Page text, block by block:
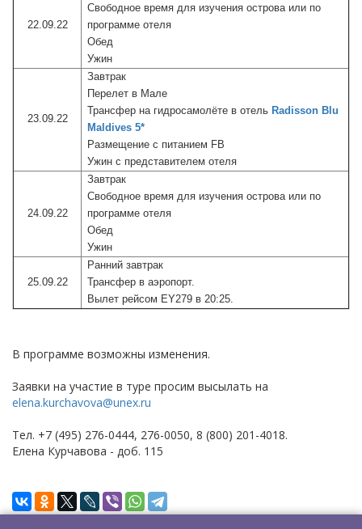
22.09.22
Свободное время для изучения острова или по
программе отеля
Обед
Ужин
23.09.22
Завтрак
Перелет в Мале
Трансфер на гидросамолёте в отель Radisson Blu
Maldives 5*
Размещение с питанием FB
Ужин с представителем отеля
24.09.22
Завтрак
Свободное время для изучения острова или по
программе отеля
Обед
Ужин
25.09.22
Ранний завтрак
Трансфер в аэропорт.
Вылет рейсом EY279 в 20:25.
В программе возможны изменения.
Заявки на участие в туре просим высылать на
elena.kurchavova@unex.ru
Тел. +7 (495) 276-0444, 276-0050, 8 (800) 201-4018.
Елена Курчавова - доб. 115